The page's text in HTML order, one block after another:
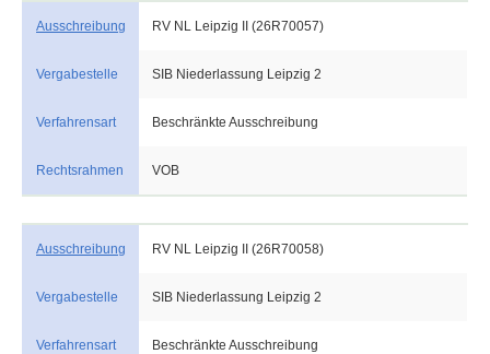
Ausschreibung RV NL Leipzig II (26R70057)
Vergabestelle SIB Niederlassung Leipzig 2
Verfahrensart Beschränkte Ausschreibung
Rechtsrahmen VOB
Ausschreibung RV NL Leipzig II (26R70058)
Vergabestelle SIB Niederlassung Leipzig 2
Verfahrensart Beschränkte Ausschreibung